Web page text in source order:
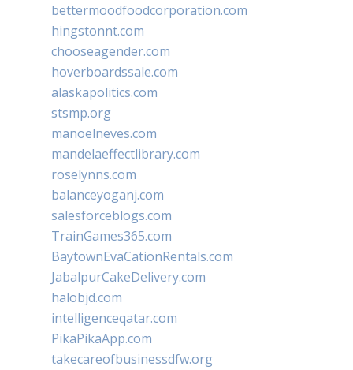
bettermoodfoodcorporation.com
hingstonnt.com
chooseagender.com
hoverboardssale.com
alaskapolitics.com
stsmp.org
manoelneves.com
mandelaeffectlibrary.com
roselynns.com
balanceyoganj.com
salesforceblogs.com
TrainGames365.com
BaytownEvaCationRentals.com
JabalpurCakeDelivery.com
halobjd.com
intelligenceqatar.com
PikaPikaApp.com
takecareofbusinessdfw.org